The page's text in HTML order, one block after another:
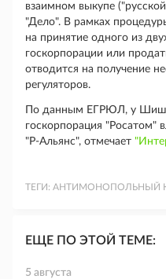
взаимном выкупе
"Дело". В рамках
на принятие одного из
госкорпорации или
отводится на получение
регуляторов.
По данным ЕГРЮЛ, у
госкорпорация
"Р-Альянс", отмечает
ТЕГИ: АНТИМОНОПОЛЬНЫЙ
ЕЩЕ ПО ЭТОЙ ТЕМЕ:
5 августа